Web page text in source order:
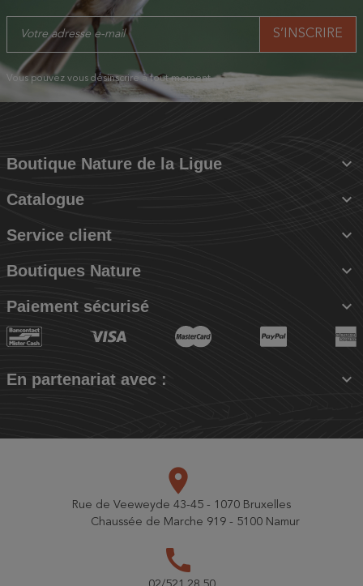
Vous pouvez vous désinscrire à tout moment.
Boutique Nature de la Ligue 
Catalogue 
Service client 
Boutiques Nature 
Paiement sécurisé 
En partenariat avec : 
place
Rue de Veeweyde 43-45 - 1070 Bruxelles
Chaussée de Marche 919 - 5100 Namur
call